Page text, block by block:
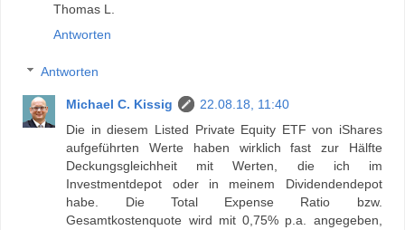
Thomas L.
Antworten
Antworten
Michael C. Kissig
22.08.18, 11:40
Die in diesem Listed Private Equity ETF von iShares
aufgeführten Werte haben wirklich fast zur Hälfte
Deckungsgleichheit mit Werten, die ich im
Investmentdepot oder in meinem Dividendendepot
habe. Die Total Expense Ratio bzw.
Gesamtkostenquote wird mit 0,75% p.a. angegeben,